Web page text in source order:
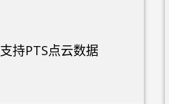
支持PTS点云数据